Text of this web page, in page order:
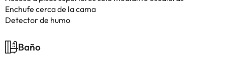
Enchufe cerca de la cama
Detector de humo
Baño